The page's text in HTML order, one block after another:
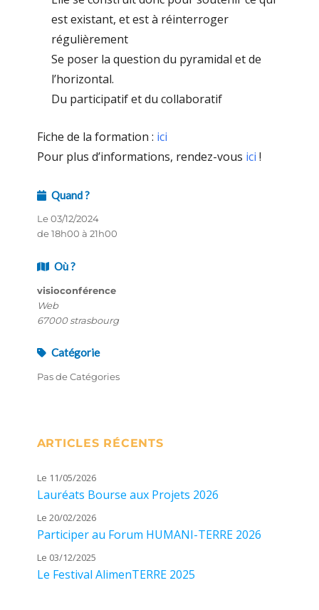
est existant, et est à réinterroger
régulièrement
Se poser la question du pyramidal et de
l’horizontal.
Du participatif et du collaboratif
Fiche de la formation : ici
Pour plus d’informations, rendez-vous ici !
Quand ?
Le 03/12/2024
de 18h00 à 21h00
Où ?
visioconférence
Web
67000 strasbourg
Catégorie
Pas de Catégories
ARTICLES RÉCENTS
Le 11/05/2026
Lauréats Bourse aux Projets 2026
Le 20/02/2026
Participer au Forum HUMANI-TERRE 2026
Le 03/12/2025
Le Festival AlimenTERRE 2025